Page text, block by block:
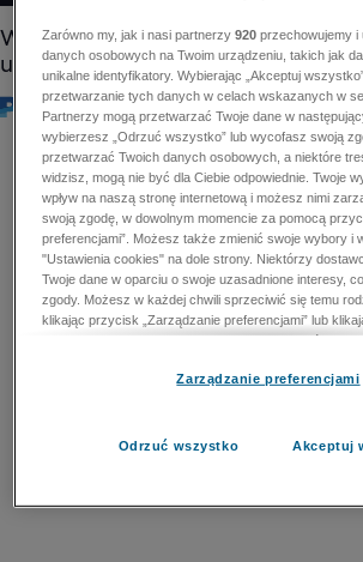
Zarówno my, jak i nasi partnerzy920 przechowujemy i
danych osobowych na Twoim urządzeniu, takich jak
unikalne identyfikatory. Wybierając „Akceptuj
przetwarzanie tych danych w celach wskazanych w
Partnerzy mogą przetwarzać Twoje dane w
wybierzesz „Odrzuć wszystko” lub wycofasz swoją
przetwarzać Twoich danych osobowych, a niektóre
widzisz, mogą nie być dla Ciebie odpowiednie. Twoje
wpływ na naszą stronę internetową i możesz nimi
swoją zgodę, w dowolnym momencie za pomocą
preferencjami”. Możesz także zmienić swoje wybory i
"Ustawienia cookies" na dole strony. Niektórzy
Twoje dane w oparciu o swoje uzasadnione interesy,
zgody. Możesz w każdej chwili sprzeciwić się temu
klikając przycisk „Zarządzanie preferencjami” lub
cookies" na dole strony. Nie możesz sprzeciwić się
zapobiegania oszustwom i naprawiania błędów, a w
przetwarzaniu danych osobowych w celu dostarczania
Zarządzanie preferencjami
Odrzuć wszystko Akceptuj